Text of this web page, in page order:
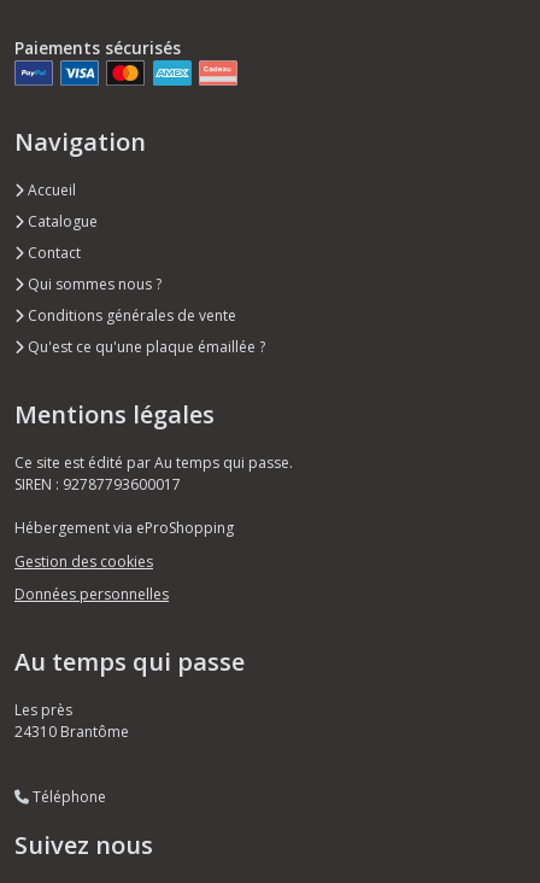
Paiements sécurisés
Navigation
Accueil
Catalogue
Contact
Qui sommes nous ?
Conditions générales de vente
Qu'est ce qu'une plaque émaillée ?
Mentions légales
Ce site est édité par Au temps qui passe.
SIREN : 92787793600017
Hébergement via eProShopping
Gestion des cookies
Données personnelles
Au temps qui passe
Les près
24310 Brantôme
Téléphone
Suivez nous